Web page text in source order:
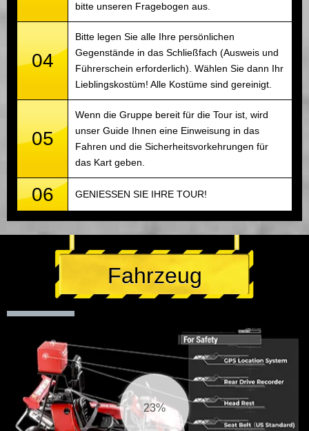
bitte unseren Fragebogen aus.
04
Bitte legen Sie alle Ihre persönlichen
Gegenstände in das Schließfach (Ausweis und
Führerschein erforderlich). Wählen Sie dann Ihr
Lieblingskostüm! Alle Kostüme sind gereinigt.
05
Wenn die Gruppe bereit für die Tour ist, wird
unser Guide Ihnen eine Einweisung in das
Fahren und die Sicherheitsvorkehrungen für
das Kart geben.
06 GENIESSEN SIE IHRE TOUR!
Fahrzeug
24%